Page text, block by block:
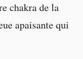
chakra de la
apaisante qui